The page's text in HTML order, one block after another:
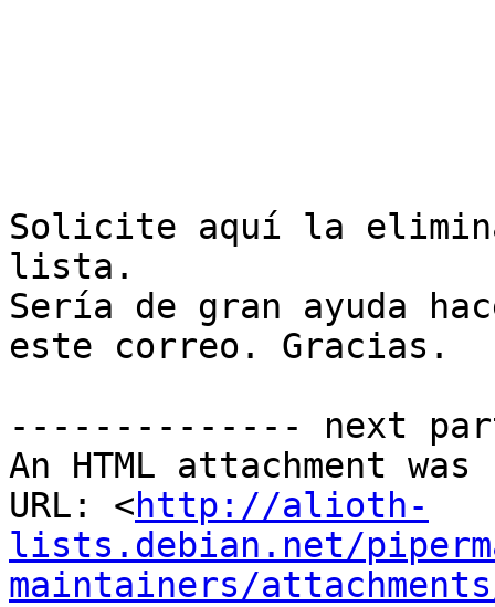
Solicite aquí la
lista.
Sería de gran ayuda
este correo. Gracias.
-------------- next
An HTML attachment
URL: <http://alioth-
lists.debian.net/
maintainers/